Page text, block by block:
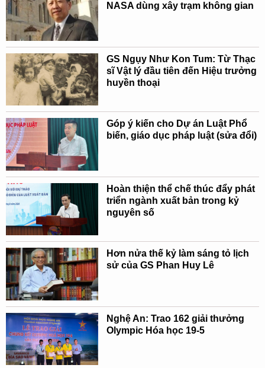
NASA dùng xây trạm không gian
GS Ngụy Như Kon Tum: Từ Thạc
sĩ Vật lý đầu tiên đến Hiệu trưởng
huyền thoại
Góp ý kiến cho Dự án Luật Phổ
biến, giáo dục pháp luật (sửa đổi)
Hoàn thiện thể chế thúc đẩy phát
triển ngành xuất bản trong kỷ
nguyên số
Hơn nửa thế kỷ làm sáng tỏ lịch
sử của GS Phan Huy Lê
Nghệ An: Trao 162 giải thưởng
Olympic Hóa học 19-5